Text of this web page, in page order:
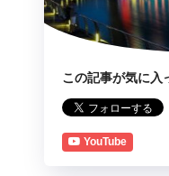
この記事が気に入
YouTube